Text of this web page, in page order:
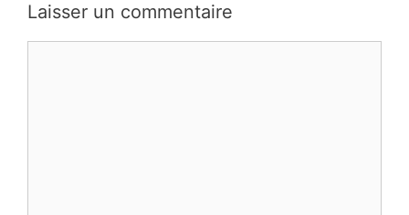
Laisser un commentaire